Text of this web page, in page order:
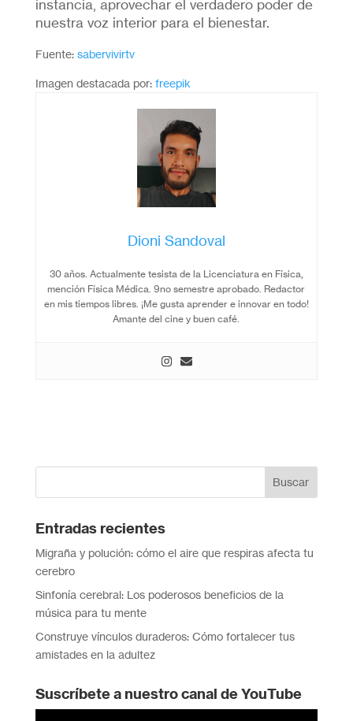
instancia, aprovechar el verdadero poder de
nuestra voz interior para el bienestar.
Fuente: sabervivirtv
Imagen destacada por: freepik
Dioni Sandoval
30 años. Actualmente tesista de la Licenciatura en Física,
mención Física Médica. 9no semestre aprobado. Redactor
en mis tiempos libres. ¡Me gusta aprender e innovar en todo!
Amante del cine y buen café.
Entradas recientes
Migraña y polución: cómo el aire que respiras afecta tu
cerebro
Sinfonía cerebral: Los poderosos beneficios de la
música para tu mente
Construye vínculos duraderos: Cómo fortalecer tus
amistades en la adultez
Suscríbete a nuestro canal de YouTube